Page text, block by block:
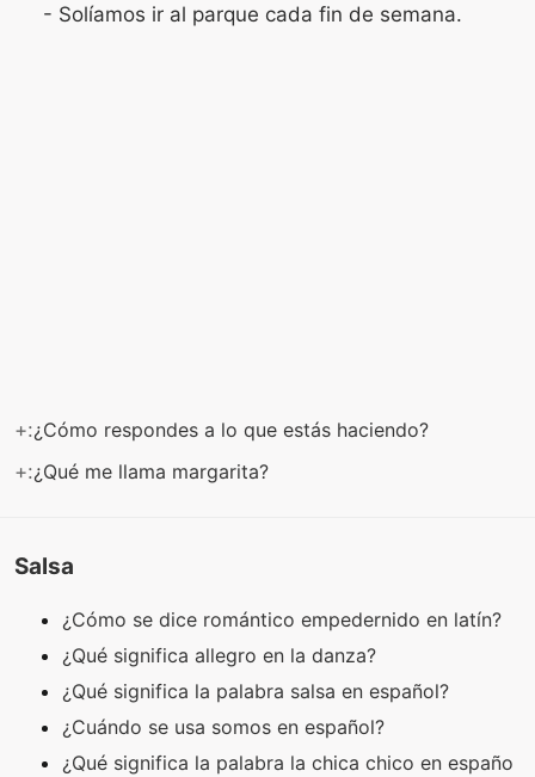
- Solíamos ir al parque cada fin de semana.
+:¿Cómo respondes a lo que estás haciendo?
+:¿Qué me llama margarita?
Salsa
¿Cómo se dice romántico empedernido en latín?
¿Qué significa allegro en la danza?
¿Qué significa la palabra salsa en español?
¿Cuándo se usa somos en español?
¿Qué significa la palabra la chica chico en españo